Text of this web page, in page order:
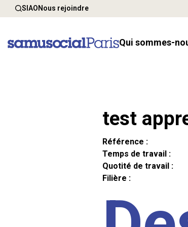
SIAONous rejoindre
Qui sommes-
test
Référence :
Temps de travail :
Quotité de travail :
Filière :